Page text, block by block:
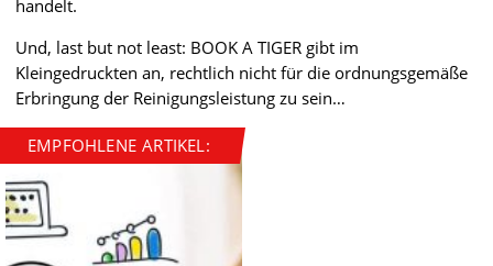
handelt.
Und, last but not least: BOOK A TIGER gibt im
Kleingedruckten an, rechtlich nicht für die ordnungsgemäße
Erbringung der Reinigungsleistung zu sein…
EMPFOHLENE ARTIKEL: